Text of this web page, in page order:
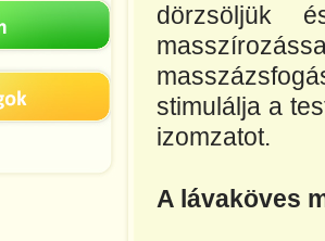
dörzsöljük
stimulálja a
izomzatot.
A lávaköves